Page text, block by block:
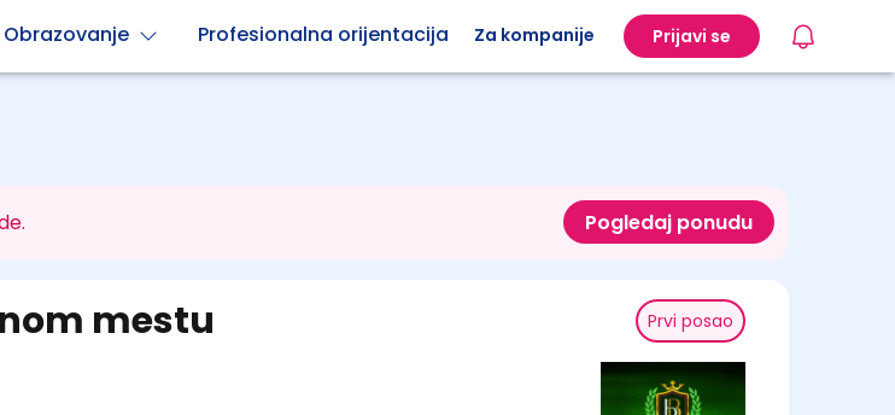
Obrazovanje Profesionalna orijentacija Za kompanije Prijavi se
Pogledaj ponudu
Prvi posao
mestu